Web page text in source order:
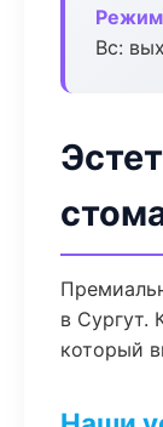
Вс:
в Сургут.
который